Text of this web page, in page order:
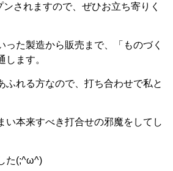
されますので、ぜひお立ち寄りく
った製造から販売まで、「ものづく
します。
ふれる方なので、打ち合わせで私と
い本来すべき打合せの邪魔をしてし
た(;^ω^)